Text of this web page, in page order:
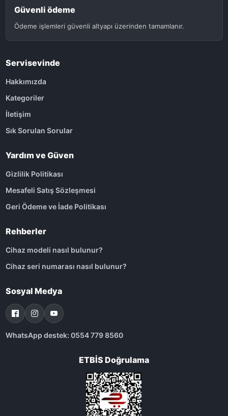
Güvenli ödeme
Ödeme işlemleri güvenli altyapı üzerinden tamamlanır.
Servisevinde
Hakkımızda
Kategoriler
İletişim
Sık Sorulan Sorular
Yardım ve Güven
Gizlilik Politikası
Mesafeli Satış Sözleşmesi
Geri Ödeme ve İade Politikası
Rehberler
Cihaz modeli nasıl bulunur?
Cihaz seri numarası nasıl bulunur?
Sosyal Medya
WhatsApp destek: 0554 779 8560
ETBİS Doğrulama